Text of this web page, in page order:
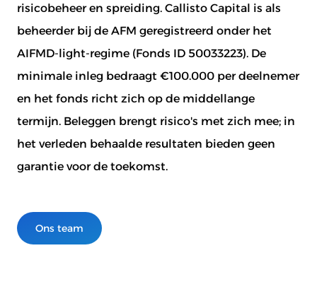
risicobeheer en spreiding. Callisto Capital is als
beheerder bij de AFM geregistreerd onder het
AIFMD-light-regime (Fonds ID 50033223). De
minimale inleg bedraagt €100.000 per deelnemer
en het fonds richt zich op de middellange
termijn. Beleggen brengt risico's met zich mee; in
het verleden behaalde resultaten bieden geen
garantie voor de toekomst.
Ons team